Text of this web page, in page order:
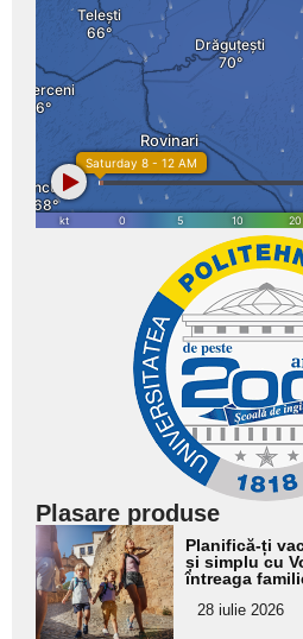
Plasare produse
Adaugă
aici textul
pentru
subtitlu
Planifică-ți
și simplu cu
întreaga
28 iulie 2026